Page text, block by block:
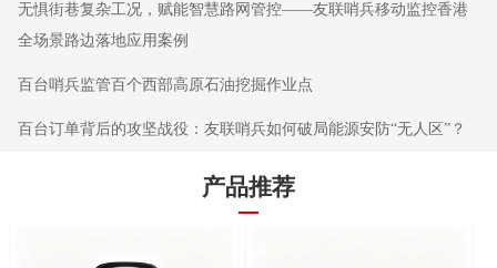
无惧街巷复杂工况，赋能智慧路网管控——友联哨兵移动监控香港
全场景路边落地应用案例
百台哨兵监管百个西部高原石油挖掘作业点
百台订单背后的攻坚战役：友联哨兵如何破局能源安防“无人区”？
产品推荐